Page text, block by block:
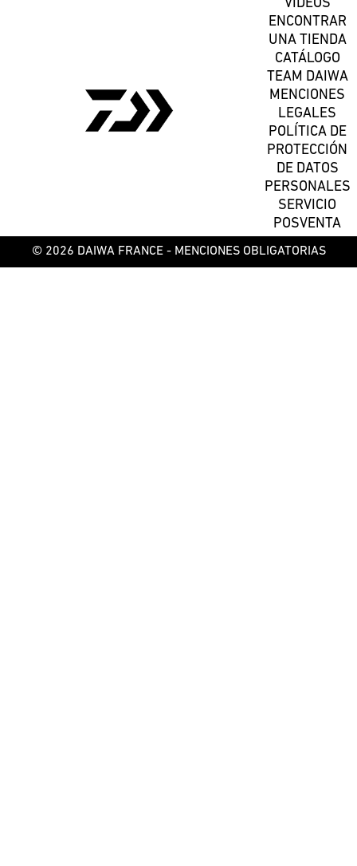
VÍDEOS
ENCONTRAR
UNA TIENDA
CATÁLOGO
TEAM DAIWA
MENCIONES
LEGALES
POLÍTICA DE
PROTECCIÓN
DE DATOS
PERSONALES
SERVICIO
POSVENTA
© 2026 DAIWA FRANCE - MENCIONES OBLIGATORIAS